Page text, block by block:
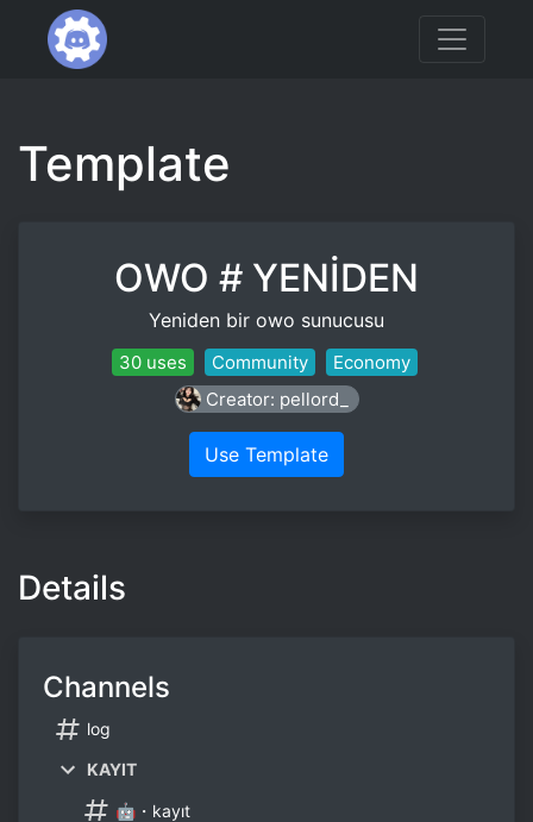
Template
OWO # YENİDEN
Yeniden bir owo sunucusu
30 uses Community
Economy
Creator: pellord_
Use Template
Details
Channels
log
KAYIT
🤖・kayıt